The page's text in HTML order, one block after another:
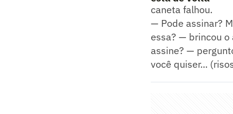
caneta falhou.
— Pode assinar?
essa? — brincou
assine? —
você quiser...